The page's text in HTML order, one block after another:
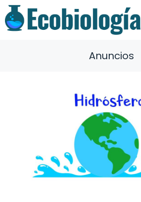
Saltar
al
contenido
Anuncios